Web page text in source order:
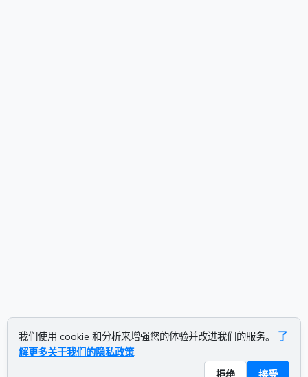
我们使用 cookie 和分析来增强您的体验并改进我们的服务。
了
解更多关于我们的隐私政策.